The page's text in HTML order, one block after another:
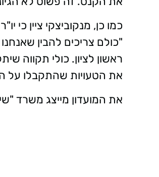
כמו כן, מנקוביצקי ציין
"כולם צריכים להבין
ראשון לציון. כולי תקווה
את הטעויות שהתקבלו על
את המועדון מייצג משרד